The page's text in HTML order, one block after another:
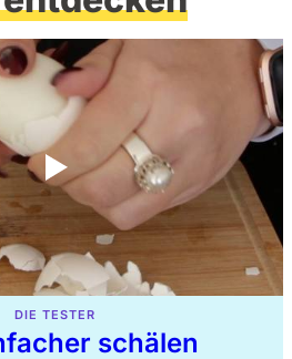
DIE TESTER
schälen